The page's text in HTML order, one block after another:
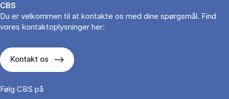
CBS
Du er velkommen til at kontakte os med dine spørgsmål. Find
vores kontaktoplysninger her:
Kontakt os
Følg CBS på